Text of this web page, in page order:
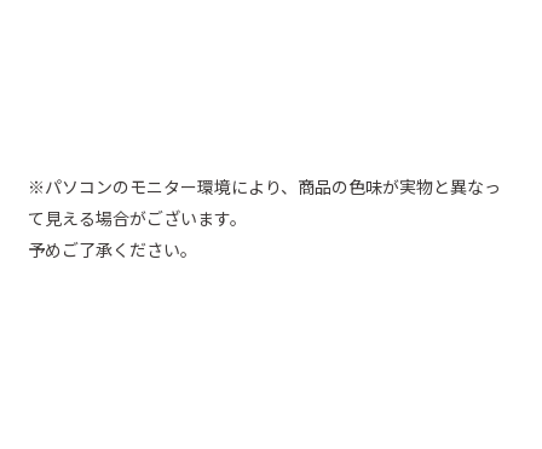
※パソコンのモニター環境により、商品の色味が実物と異なっ
て見える場合がございます。
予めご了承ください。